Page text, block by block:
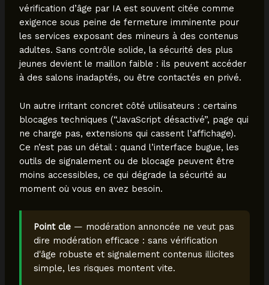
vérification d’âge par IA est souvent citée comme
exigence sous peine de fermeture imminente pour
les services exposant des mineurs à des contenus
adultes. Sans contrôle solide, la sécurité des plus
jeunes devient le maillon faible : ils peuvent accéder
à des salons inadaptés, ou être contactés en privé.
Un autre irritant concret côté utilisateurs : certains
blocages techniques (“JavaScript désactivé”, page qui
ne charge pas, extensions qui cassent l’affichage).
Ce n’est pas un détail : quand l’interface bugue, les
outils de signalement ou de blocage peuvent être
moins accessibles, ce qui dégrade la sécurité au
moment où vous en avez besoin.
Point cle— modération annoncée ne veut pas
dire modération efficace : sans vérification
d'âge robuste et signalement contenus illicites
simple, les risques montent vite.